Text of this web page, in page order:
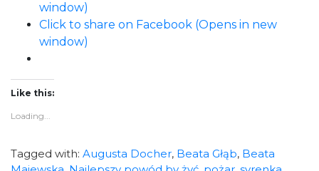
window)
Click to share on Facebook (Opens in new
window)
Like this:
Loading...
Tagged with: Augusta Docher, Beata Głąb, Beata